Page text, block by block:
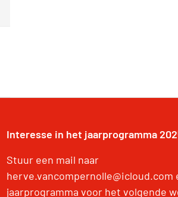
Interesse in het jaarprogramma
Stuur een mail naar
herve.vancompernolle@icloud.com
jaarprogramma voor het volgende